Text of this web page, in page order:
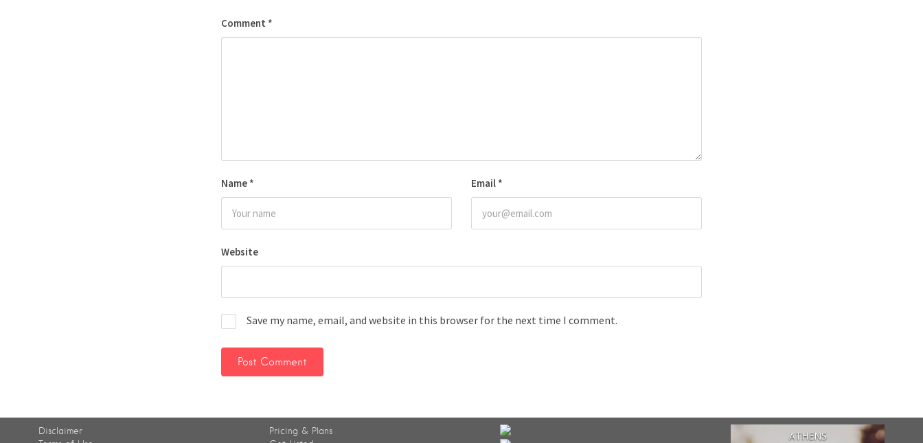
Comment *
Name * Email *
Website
Save my name, email, and website in this browser for the next time I comment.
Disclaimer
Pricing & Plans
ATHENS